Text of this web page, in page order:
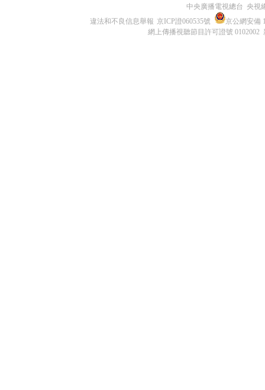
中央廣播電視總台 央視
違法和不良信息舉報 京ICP證060535號
京公網安備
網上傳播視聽節目許可證號 0102002